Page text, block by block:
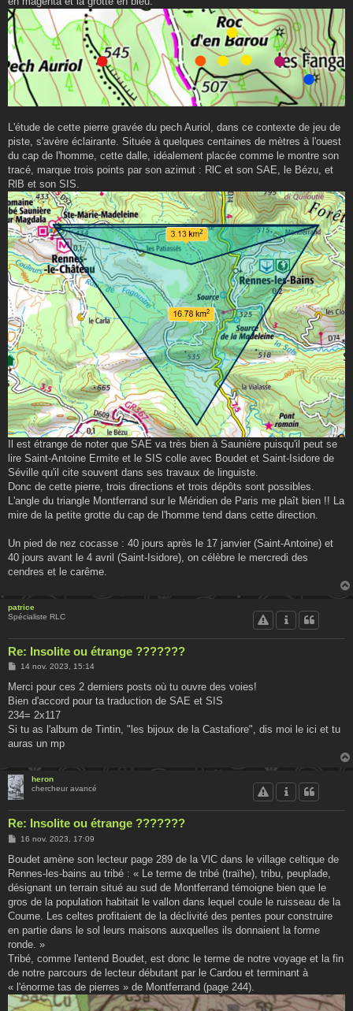
L'étude de cette pierre gravée du pech Auriol, dans ce contexte de jeu de
piste, s'avère éclairante. Située à quelques centaines de mètres à l'ouest
du cap de l'homme, cette dalle, idéalement placée comme le montre son
tracé, marque trois points par son azimut : RlC et son SAE, le Bézu, et
RlB et son SIS.
Il est étrange de noter que SAE va très bien à Saunière puisqu'il peut se
lire Saint-Antoine Ermite et le SIS colle avec Boudet et Saint-Isidore de
Séville qu'il cite souvent dans ses travaux de linguiste.
Donc de cette pierre, trois directions et trois dépôts sont possibles.
L'angle du triangle Montferrand sur le Méridien de Paris me plaît bien !! La
mire de la petite grotte du cap de l'homme tend dans cette direction.
Un pied de nez cocasse : 40 jours après le 17 janvier (Saint-Antoine) et
40 jours avant le 4 avril (Saint-Isidore), on célèbre le mercredi des
cendres et le carême.
patrice
Spécialiste RLC
Re: Insolite ou étrange ???????
M
s
a
g
14 nov. 2023, 15:14
Merci pour ces 2 derniers posts où tu ouvre des voies!
Bien d'accord pour ta traduction de SAE et SIS
234= 2x117
Si tu as l'album de Tintin, "les bijoux de la Castafiore", dis moi le ici et tu
auras un mp
heron
chercheur avancé
Re: Insolite ou étrange ???????
M
s
a
g
16 nov. 2023, 17:09
Boudet amène son lecteur page 289 de la VlC dans le village celtique de
Rennes-les-bains au tribé : « Le terme de tribé (traïhe), tribu, peuplade,
désignant un terrain situé au sud de Montferrand témoigne bien que le
gros de la population habitait le vallon dans lequel coule le ruisseau de la
Coume. Les celtes profitaient de la déclivité des pentes pour construire
en partie dans le sol leurs maisons auxquelles ils donnaient la forme
ronde. »
Tribé, comme l'entend Boudet, est donc le terme de notre voyage et la fin
de notre parcours de lecteur débutant par le Cardou et terminant à
« l'énorme tas de pierres » de Montferrand (page 244).